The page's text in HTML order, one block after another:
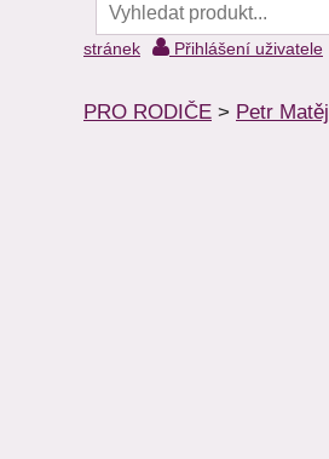
stránek
Přihlášení uživatele
PRO RODIČE > Petr